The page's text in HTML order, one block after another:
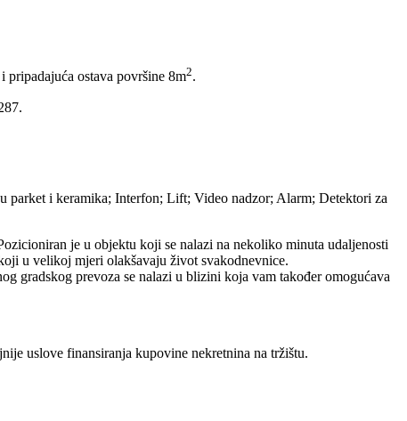
pripadajuća ostava površine 8m2.
parket i keramika; Interfon; Lift; Video nadzor; Alarm; Detektori za
je u objektu koji se nalazi na nekoliko minuta udaljenosti
u velikoj mjeri olakšavaju život svakodnevnice.
gradskog prevoza se nalazi u blizini koja vam također omogućava
uslove finansiranja kupovine nekretnina na tržištu.